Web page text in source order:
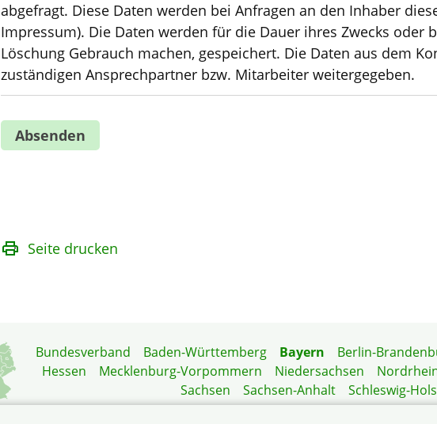
abgefragt. Diese Daten werden bei Anfragen an den Inhaber
Impressum). Die Daten werden für die Dauer ihres Zwecks oder
Löschung Gebrauch machen, gespeichert. Die Daten aus dem
zuständigen Ansprechpartner bzw. Mitarbeiter weitergegeben.
Seite drucken
Bundesverband Baden-Württemberg Bayern Berlin-
Hessen
Mecklenburg-Vorpommern Niedersachsen
Sachsen
Sachsen-Anhalt Schleswig-